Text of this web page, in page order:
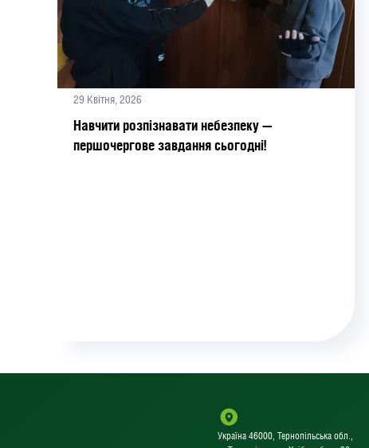
29 Квітня, 2026
Навчити розпізнавати небезпеку —
першочергове завдання сьогодні!
Україна 46000, Тернопільська обл.,